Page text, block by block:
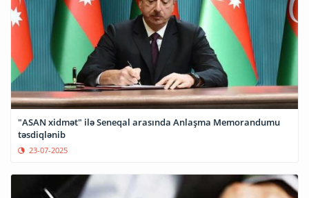
"ASAN xidmət" ilə Seneqal arasında Anlaşma Memorandumu
təsdiqlənib
23-07-2025